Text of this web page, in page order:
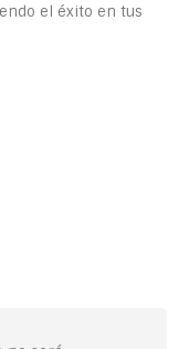
el éxito en tus